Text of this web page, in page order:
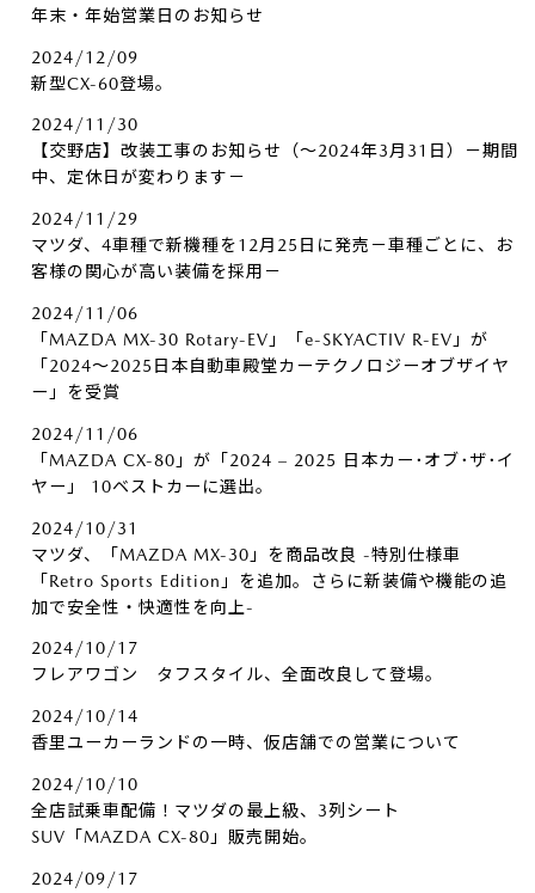
年末・年始営業日のお知らせ
2024/12/09
新型CX-60登場。
2024/11/30
【交野店】改装工事のお知らせ（～2024年3月31日）－期間
中、定休日が変わります－
2024/11/29
マツダ、4車種で新機種を12月25日に発売－車種ごとに、お
客様の関心が高い装備を採用－
2024/11/06
「MAZDA MX-30 Rotary-EV」「e-SKYACTIV R-EV」が
「2024～2025日本自動車殿堂カーテクノロジーオブザイヤ
ー」を受賞
2024/11/06
「MAZDA CX-80」が「2024 – 2025 日本カー･オブ･ザ･イ
ヤー」 10ベストカーに選出。
2024/10/31
マツダ、「MAZDA MX-30」を商品改良 -特別仕様車
「Retro Sports Edition」を追加。さらに新装備や機能の追
加で安全性・快適性を向上-
2024/10/17
フレアワゴン タフスタイル、全面改良して登場。
2024/10/14
香里ユーカーランドの一時、仮店舗での営業について
2024/10/10
全店試乗車配備！マツダの最上級、3列シート
SUV「MAZDA CX-80」販売開始。
2024/09/17